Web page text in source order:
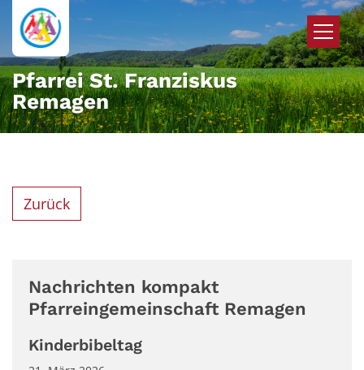
Zum Inhalt springen
Pfarrei St. Franziskus
Remagen
Zurück
Nachrichten kompakt
Pfarreingemeinschaft Remagen
Kinderbibeltag